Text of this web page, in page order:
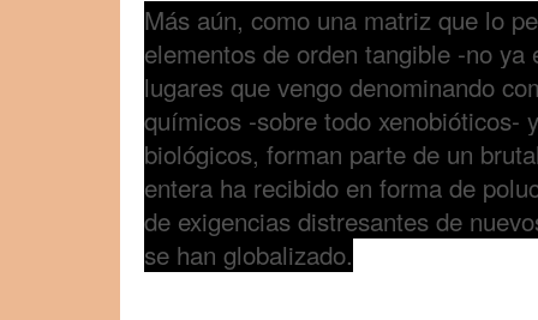
Más aún, como una matriz que lo
elementos de orden tangible -no ya
lugares que vengo denominando
químicos -sobre todo xenobióticos-
biológicos, forman parte de un
entera ha recibido en forma de
de exigencias distresantes de
se han globalizado.